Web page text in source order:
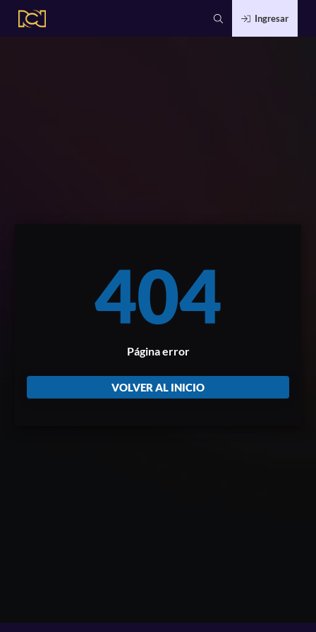
Ingresar
404
Página error
VOLVER AL INICIO